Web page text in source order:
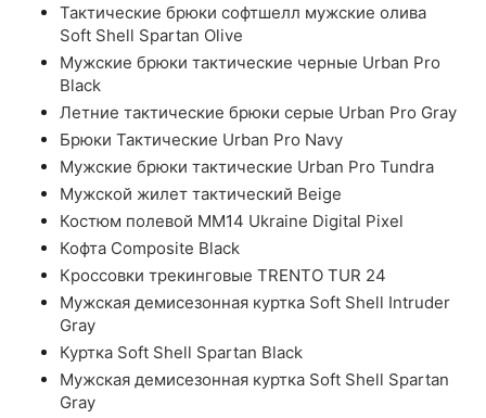
Тактические брюки софтшелл мужские олива
Soft Shell Spartan Olive
Мужские брюки тактические черные Urban Pro
Black
Летние тактические брюки серые Urban Pro Gray
Брюки Тактические Urban Pro Navy
Мужские брюки тактические Urban Pro Tundra
Мужской жилет тактический Beige
Костюм полевой ММ14 Ukraine Digital Pixel
Кофта Composite Black
Кроссовки трекинговые TRENTO TUR 24
Мужская демисезонная куртка Soft Shell Intruder
Gray
Куртка Soft Shell Spartan Black
Мужская демисезонная куртка Soft Shell Spartan
Gray